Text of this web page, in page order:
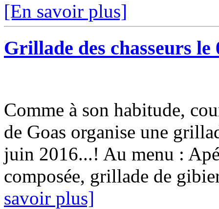
[En savoir plus]
Grillade des chasseurs le
Comme à son habitude,
de Goas organise une
juin 2016...! Au menu :
composée, grillade de
savoir plus]